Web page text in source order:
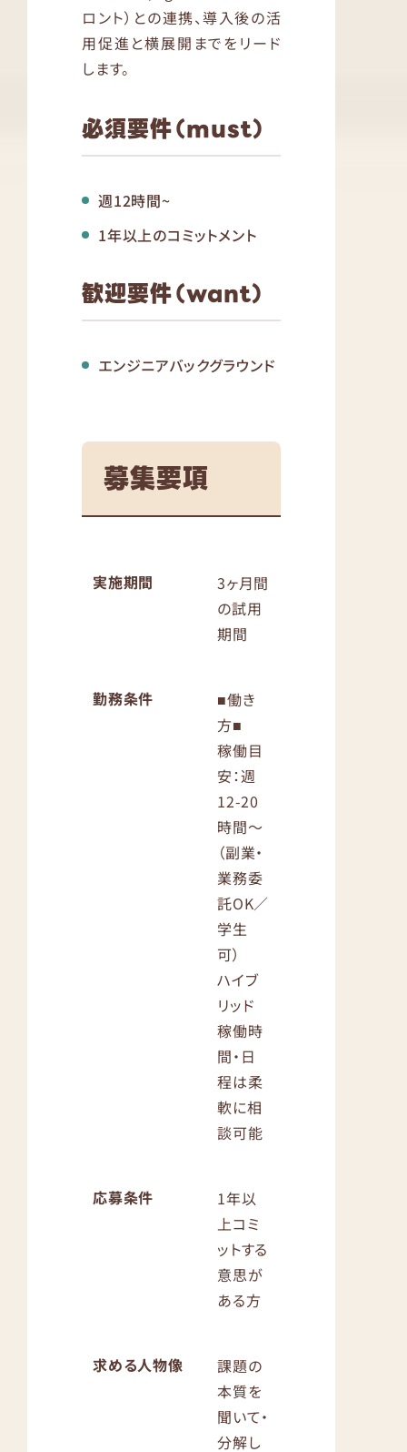
ロント）との連携、導入後の活
用促進と横展開までをリード
します。
必須要件（must）
週12時間~
1年以上のコミットメント
歓迎要件（want）
エンジニアバックグラウンド
募集要項
実施期間
3ヶ月間
の試用
期間
勤務条件
■働き
方■
稼働目
安：週
12-20
時間〜
（副業・
業務委
託OK／
学生
可）
ハイブ
リッド
稼働時
間・日
程は柔
軟に相
談可能
応募条件
1年以
上コミ
ットする
意思が
ある方
求める人物像
課題の
本質を
聞いて・
分解し